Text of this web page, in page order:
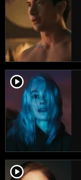
player2
player2